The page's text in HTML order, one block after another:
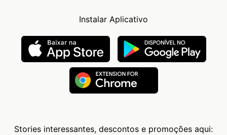
Instalar Aplicativo
Stories interessantes, descontos e promoções aqui: